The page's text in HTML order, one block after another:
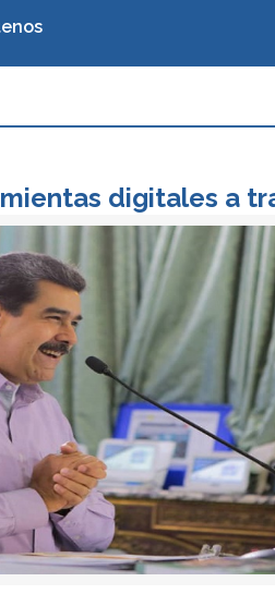
digitales a